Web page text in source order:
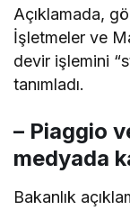
Açıklamada,
İşletmeler ve
devir işlemini
tanımladı.
– Piaggio
medyada
Bakanlık